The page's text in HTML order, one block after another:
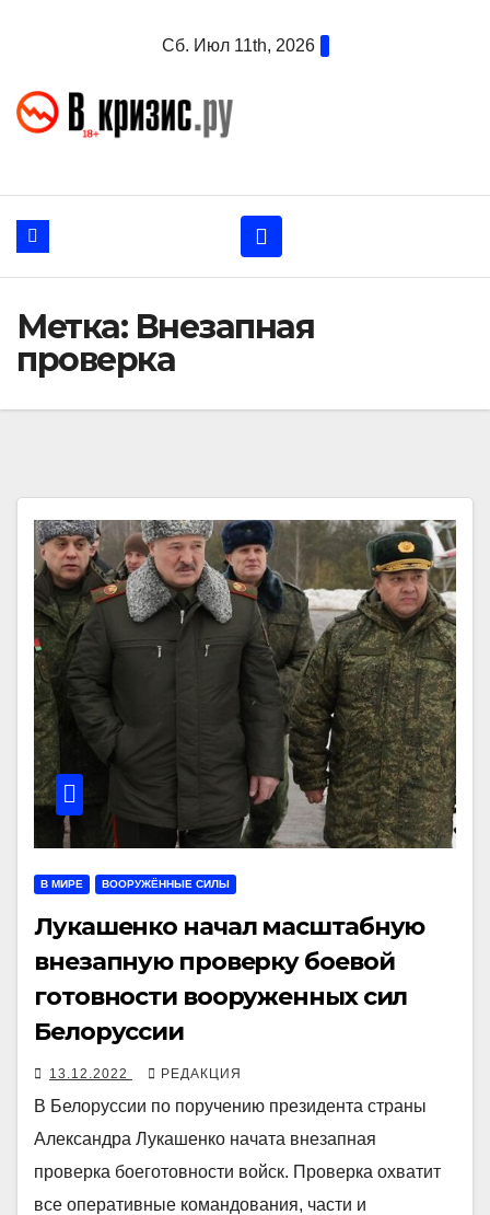
Сб. Июл 11th, 2026
Метка: Внезапная
проверка
В МИРЕ ВООРУЖЁННЫЕ СИЛЫ
Лукашенко начал масштабную
внезапную проверку боевой
готовности вооруженных сил
Белоруссии
13.12.2022 РЕДАКЦИЯ
В Белоруссии по поручению президента страны
Александра Лукашенко начата внезапная
проверка боеготовности войск. Проверка охватит
все оперативные командования, части и